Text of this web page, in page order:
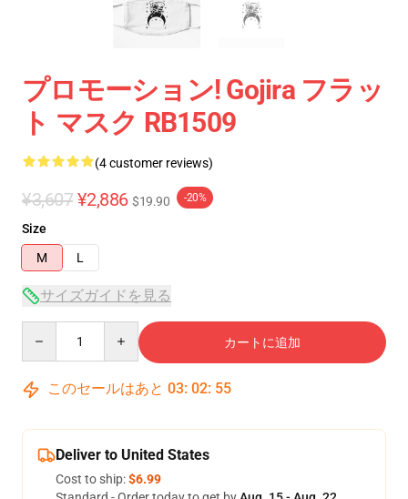
プロモーション! Gojira フラッ
ト マスク RB1509
(4 customer reviews)
¥3,607 ¥2,886 $19.90 -20%
Size
M
L
サイズガイドを見る
カートに追加
このセールはあと 03: 02: 54
Deliver to United States
Cost to ship:$6.99